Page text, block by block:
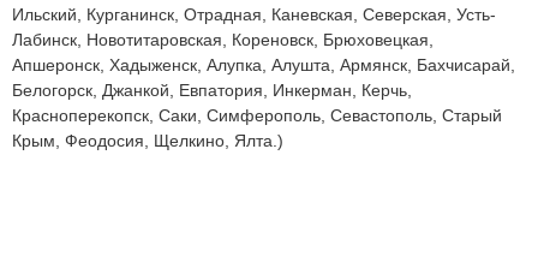
Ильский, Курганинск, Отрадная, Каневская, Северская, Усть-
Лабинск, Новотитаровская, Кореновск, Брюховецкая,
Апшеронск, Хадыженск, Алупка, Алушта, Армянск, Бахчисарай,
Белогорск, Джанкой, Евпатория, Инкерман, Керчь,
Красноперекопск, Саки, Симферополь, Севастополь, Старый
Крым, Феодосия, Щелкино, Ялта.)